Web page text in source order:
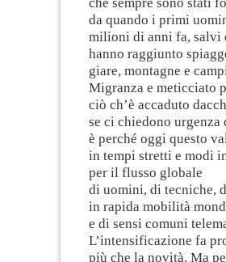
che sempre sono stati
da quando i primi
milioni di anni fa, salvi
hanno raggiunto
giare, montagne e
Migranza e meticciato
ciò ch’è accaduto
se ci chiedono urgenza
è perché oggi questo
in tempi stretti e modi
per il flusso globale
di uomini, di tecniche,
in rapida mobilità
e di sensi comuni
L’intensificazione fa
più che la novità. Ma